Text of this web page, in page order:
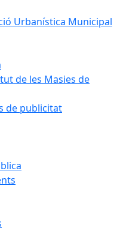
Urbanística Municipal
de les Masies de
de publicitat